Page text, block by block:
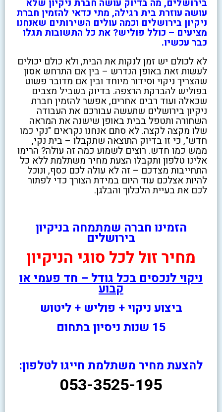
בירושלים, מה בדיוק עושה חברת ניקיון שלא
עושה עוזרת בית רגילה, מתי כדאי להזמין חברת
ניקיון בירושלים וכמה עולים השירותים שאנחנו
מציעים – כולל פוליש? את כל התשובות תגלו
כבר עכשיו.
לא לכולם יש זמן לנקות את הבית, ולא כולם יכולים
לעשות זאת באופן הנדרש – בין אם התרחש אסון
שהצריך ניקוי וסידור מיוחד ובין אם מדובר פשוט
בפוליש להברקת הרצפה. בדיוק בשביל מצבים
שכאלה ועוד רבים אחרים, אפשר להזמין חברת
ניקיון בירושלים שתעשה עבורכם את העבודה
השחורה ותטפל בבית באופן שישנה את המראה
שלו מקצה לקצה. לא סתם אנחנו נקראים "נקי כמו
חדש", כי זו בדיוק התוצאה שתקבלו – בית נקי,
ממש כמו חדש. רוצים לשמוע כמה זה עולה? הרימו
אלינו טלפון ותקבלו הצעת מחיר משתלמת ללא כל
התחייבות מצדכם – זה לא עולה לכם כסף, ונוכל
להיות אצלכם עוד היום במידת הצורך כדי לפתור
לכם את בעיית הלכלוך והבלגן.
הזמינו חברה שמתמחה בניקיון
בירושלים
מחיר זול לכל סוגי הניקיון
ניקוי לנכסים בכל גודל – חד פעמי או
קבוע
ביצוע ניקוי + פוליש + ליטוש
15 שנות ניסיון בתחום
להצעת מחיר משתלמת חייגו לטלפון:
053-3525-195